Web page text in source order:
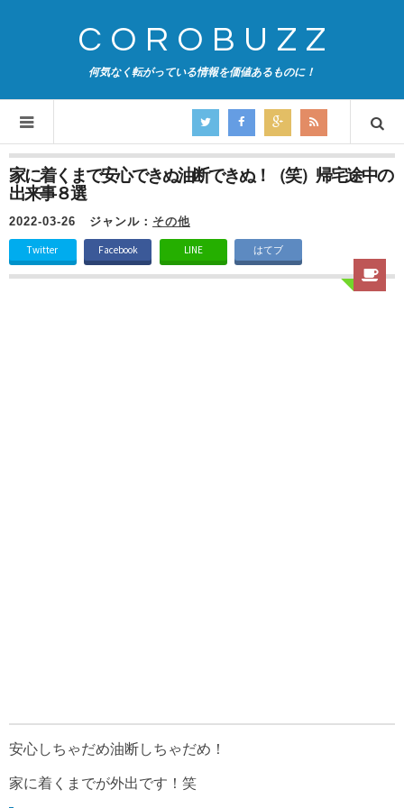
COROBUZZ
何気なく転がっている情報を価値あるものに！
家に着くまで安心できぬ油断できぬ！（笑）帰宅途中の
出来事８選
2022-03-26 ジャンル： その他
Twitter Facebook LINE はてブ
安心しちゃだめ油断しちゃだめ！
家に着くまでが外出です！笑